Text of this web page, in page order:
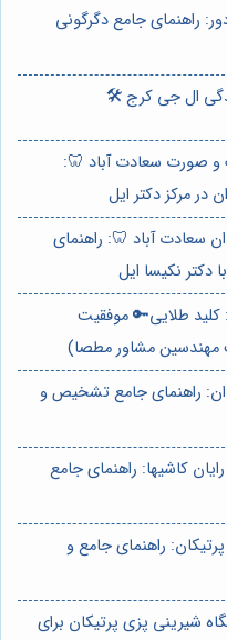
راهنمای جامع دگرگونی
ال جی کرج 🛠️
و صورت سعادت آباد 🦷:
مرکز دکتر ایل
سعادت آباد 🦷: راهنمای
نکیسا ایل
طلایی🔑 موفقیت
مهندسین مشاور مطصا)
راهنمای جامع تشخیص و
کاشیها: راهنمای جامع
راهنمای جامع و
شیرینی پزی پرتیکان برای